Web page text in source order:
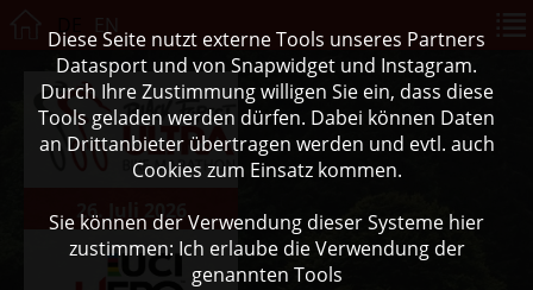
26. Juli 2026
Diese Seite nutzt externe Tools unseres Partners
Datasport und von Snapwidget und Instagram.
Durch Ihre Zustimmung willigen Sie ein, dass diese
Tools geladen werden dürfen. Dabei können Daten
an Drittanbieter übertragen werden und evtl. auch
Cookies zum Einsatz kommen.
Sie können der Verwendung dieser Systeme hier
zustimmen: Ich erlaube die Verwendung der
genannten Tools